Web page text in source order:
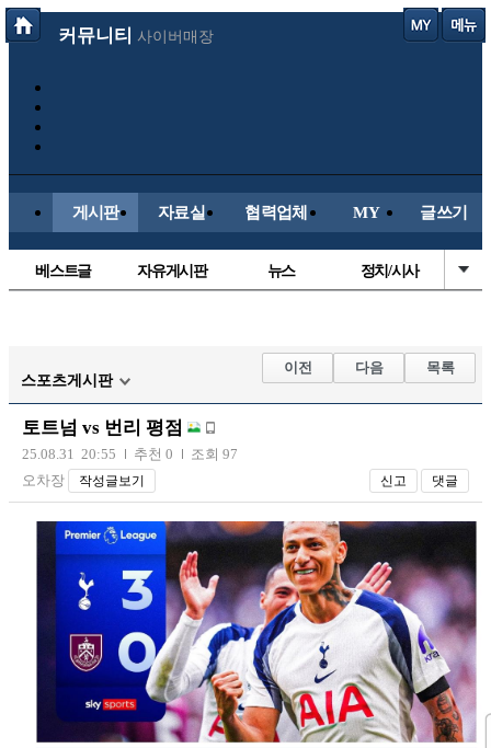
커뮤니티 사이버매장
게시판 자료실 협력업체 MY 글쓰기
베스트글 자유게시판 뉴스 정치/시사
해외축구
국내축구
스포츠게시판
이전 다음 목록
토트넘 vs 번리 평점
25.08.31 20:55 추천 0
조회 97
오차장
작성글보기 신고 댓글